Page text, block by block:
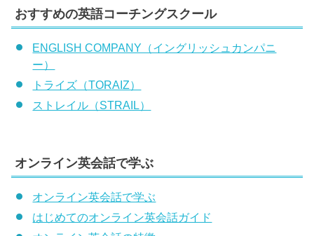
おすすめの英語コーチングスクール
ENGLISH COMPANY（イングリッシュカンパニ
ー）
トライズ（TORAIZ）
ストレイル（STRAIL）
オンライン英会話で学ぶ
オンライン英会話で学ぶ
はじめてのオンライン英会話ガイド